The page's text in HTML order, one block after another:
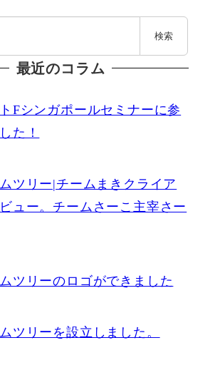
検索
最近のコラム
Fシンガポールセミナーに参
た！
ツリー|チームまきクライア
ュー。チームさーこ主宰さー
ツリーのロゴができました
ツリーを設立しました。